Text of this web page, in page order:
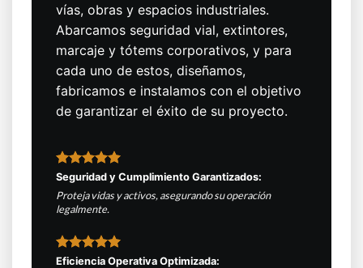
vías, obras y espacios industriales.
Abarcamos seguridad vial, extintores,
marcaje y tótems corporativos, y para
cada uno de estos, diseñamos,
fabricamos e instalamos con el objetivo
de garantizar el éxito de su proyecto.
Seguridad y Cumplimiento Garantizados:
Proteja vidas y activos, asegurando su operación
legalmente.
Eficiencia Operativa Optimizada: